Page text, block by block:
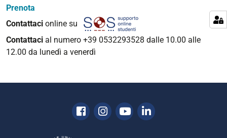
Prenota
Contattaci online su
Contattaci al numero +39 0532293528 dalle 10.00 alle
12.00 da lunedì a venerdì
Facebook
Instagram
YoutubeLinkedin